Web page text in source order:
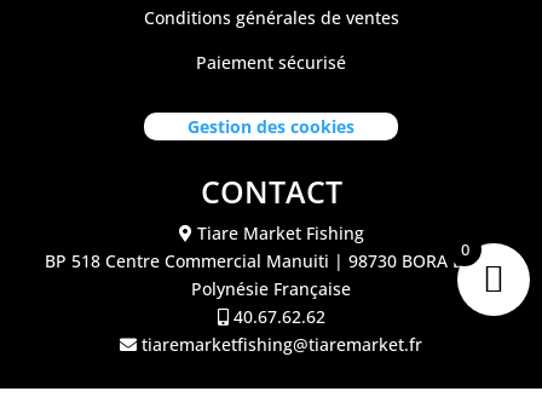
Conditions générales de ventes
Paiement sécurisé
Gestion des cookies
CONTACT
Tiare Market Fishing
BP 518 Centre Commercial Manuiti | 98730 BORA BORA
Polynésie Française
40.67.62.62
tiaremarketfishing@tiaremarket.fr
0